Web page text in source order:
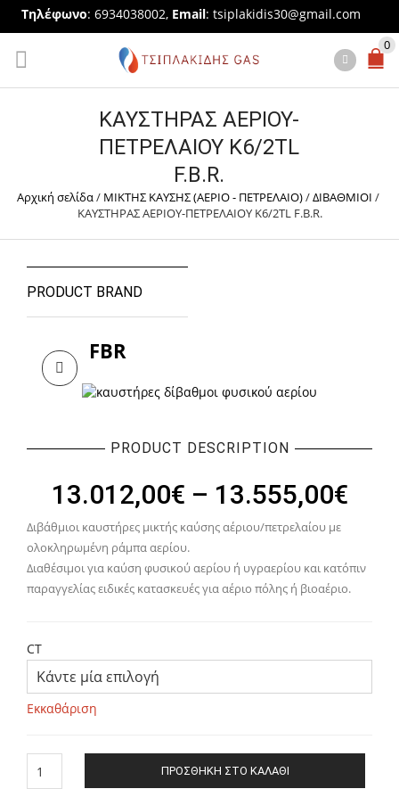
Τηλέφωνο: 6934038002, Email: tsiplakidis30@gmail.com
0
ΚΑΥΣΤΗΡΑΣ ΑΕΡΙΟΥ-
ΠΕΤΡΕΛΑΙΟΥ K6/2TL
F.B.R.
Αρχική σελίδα/ ΜΙΚΤΗΣ ΚΑΥΣΗΣ (ΑΕΡΙΟ - ΠΕΤΡΕΛΑΙΟ)/ΔΙΒΑΘΜΙΟΙ /
ΚΑΥΣΤΗΡΑΣ ΑΕΡΙΟΥ-ΠΕΤΡΕΛΑΙΟΥ K6/2TL F.B.R.
PRODUCT DESCRIPTION
13.012,00€ – 13.555,00€
Διβάθμιοι καυστήρες μικτής καύσης αέριου/πετρελαίου με
ολοκληρωμένη ράμπα αερίου.
Διαθέσιμοι για καύση φυσικού αερίου ή υγραερίου και κατόπιν
παραγγελίας ειδικές κατασκευές για αέριο πόλης ή βιοαέριο.
CT
Εκκαθάριση
ΑΕΡΙΟΥ-
ΠΡΟΣΘΉΚΗ ΣΤΟ ΚΑΛΆΘΙ
PRODUCT BRAND
FBR